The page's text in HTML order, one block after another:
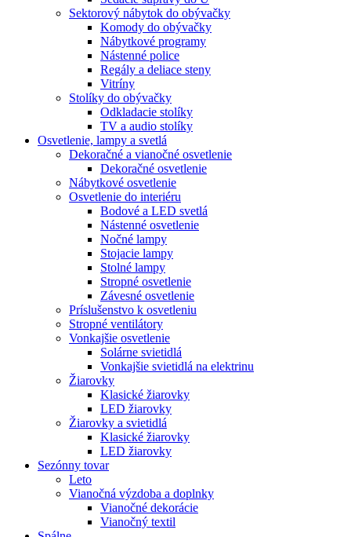
Sektorový nábytok do obývačky
Komody do obývačky
Nábytkové programy
Nástenné police
Regály a deliace steny
Vitríny
Stolíky do obývačky
Odkladacie stolíky
TV a audio stolíky
Osvetlenie, lampy a svetlá
Dekoračné a vianočné osvetlenie
Dekoračné osvetlenie
Nábytkové osvetlenie
Osvetlenie do interiéru
Bodové a LED svetlá
Nástenné osvetlenie
Nočné lampy
Stojacie lampy
Stolné lampy
Stropné osvetlenie
Závesné osvetlenie
Príslušenstvo k osvetleniu
Stropné ventilátory
Vonkajšie osvetlenie
Solárne svietidlá
Vonkajšie svietidlá na elektrinu
Žiarovky
Klasické žiarovky
LED žiarovky
Žiarovky a svietidlá
Klasické žiarovky
LED žiarovky
Sezónny tovar
Leto
Vianočná výzdoba a doplnky
Vianočné dekorácie
Vianočný textil